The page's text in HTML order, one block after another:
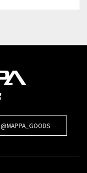
@MAPPA_GOODS